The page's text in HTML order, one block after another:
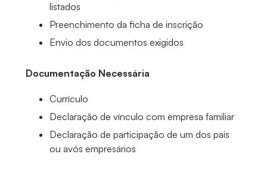
listados
Preenchimento da ficha de inscrição
Envio dos documentos exigidos
Documentação Necessária
Currículo
Declaração de vínculo com empresa familiar
Declaração de participação de um dos pais
ou avós empresários